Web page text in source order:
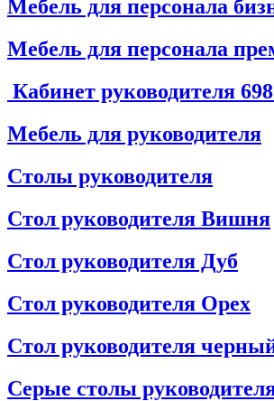
Мебель для персонала
Мебель для персонала
Кабинет руководителя
Мебель для руководителя
Столы руководителя
Стол руководителя Вишня
Стол руководителя Дуб
Стол руководителя Орех
Стол руководителя
Серые столы